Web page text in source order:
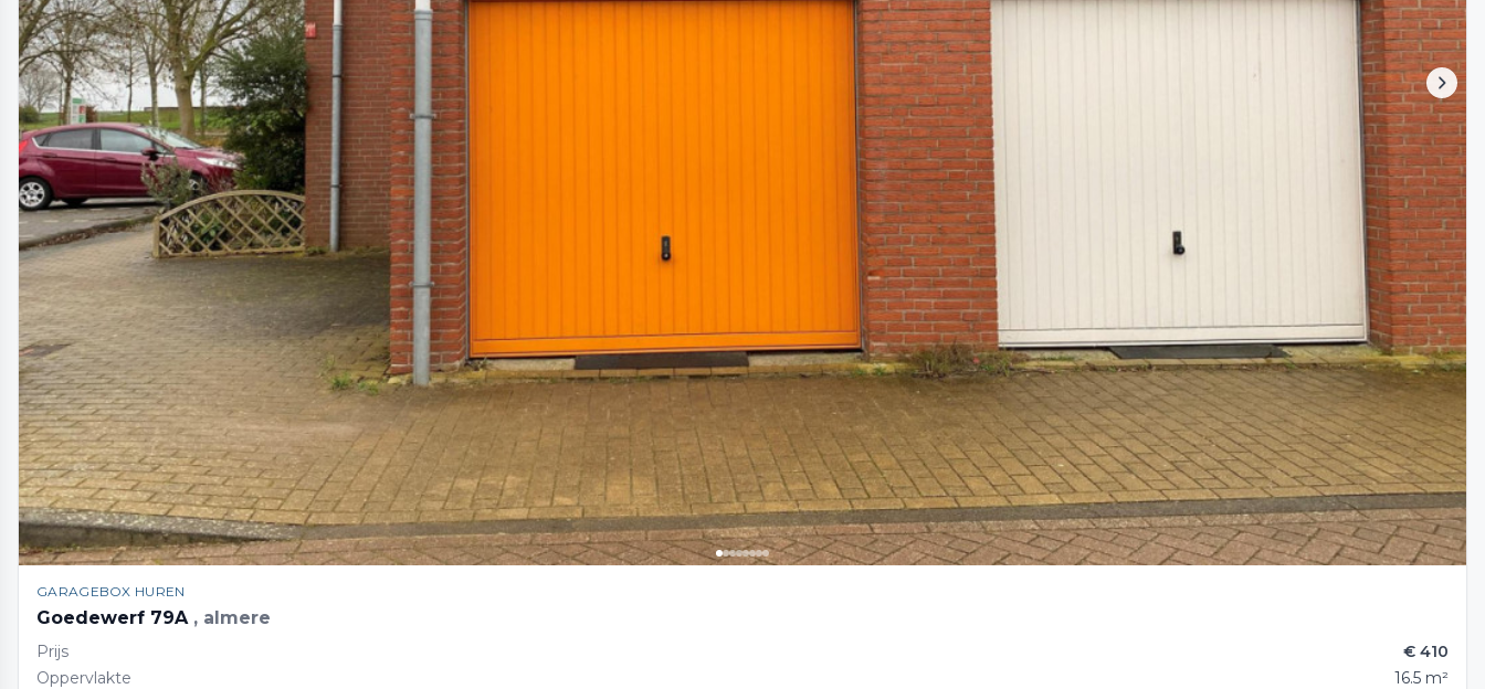
GARAGEBOX HUREN
Goedewerf 79A , almere
Prijs
€ 410
Oppervlakte
16.5 m²